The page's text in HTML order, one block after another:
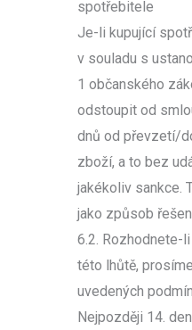
spotřebitele
Je-li kupující
v souladu s
1 občanského
odstoupit od
dnů od převzetí/
zboží, a to bez
jakékoliv sankce.
jako způsob
6.2. Rozhodnete-
této lhůtě,
uvedených
Nejpozději 14.